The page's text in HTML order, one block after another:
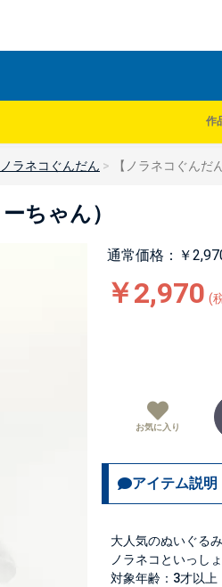
作
ノラネコぐんだん 【ノラネコぐんだ
ちゃん）
通常価格：￥
￥2,970 (
お気に入り
アイテム説明
大人気のぬいぐる
ノラネコといっし
対象年齢：3才以上